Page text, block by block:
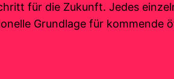
für die Zukunft. Jedes
Grundlage für kommende